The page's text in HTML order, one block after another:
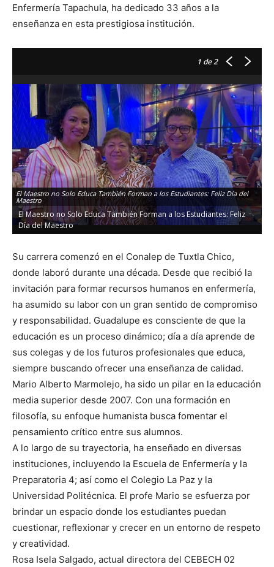
Enfermería Tapachula, ha dedicado 33 años a la
enseñanza en esta prestigiosa institución.
1 de 2
El Maestro no Solo Educa También Forman a los Estudiantes: Feliz Día del
Maestro
El Maestro no Solo Educa También Forman a los Estudiantes: Feliz
Día del Maestro
Su carrera comenzó en el Conalep de Tuxtla Chico,
donde laboró durante una década. Desde que recibió la
invitación para formar recursos humanos en enfermería,
ha asumido su labor con un gran sentido de compromiso
y responsabilidad. Guadalupe es consciente de que la
educación es un proceso dinámico; día a día aprende de
sus colegas y de los futuros profesionales que educa,
siempre buscando ofrecer una enseñanza de calidad.
Mario Alberto Marmolejo, ha sido un pilar en la educación
media superior desde 2007. Con una formación en
filosofía, su enfoque humanista busca fomentar el
pensamiento crítico entre sus alumnos.
A lo largo de su trayectoria, ha enseñado en diversas
instituciones, incluyendo la Escuela de Enfermería y la
Preparatoria 4; así como el Colegio La Paz y la
Universidad Politécnica. El profe Mario se esfuerza por
brindar un espacio donde los estudiantes puedan
cuestionar, reflexionar y crecer en un entorno de respeto
y creatividad.
Rosa Isela Salgado, actual directora del CEBECH 02